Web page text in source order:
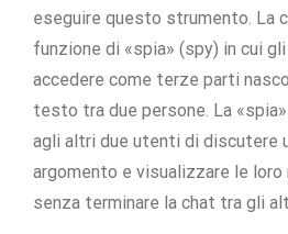
eseguire questo strumento. La
funzione di «spia» (spy) in cui
accedere come terze parti
testo tra due persone. La
agli altri due utenti di discutere
argomento e visualizzare le
senza terminare la chat tra gli